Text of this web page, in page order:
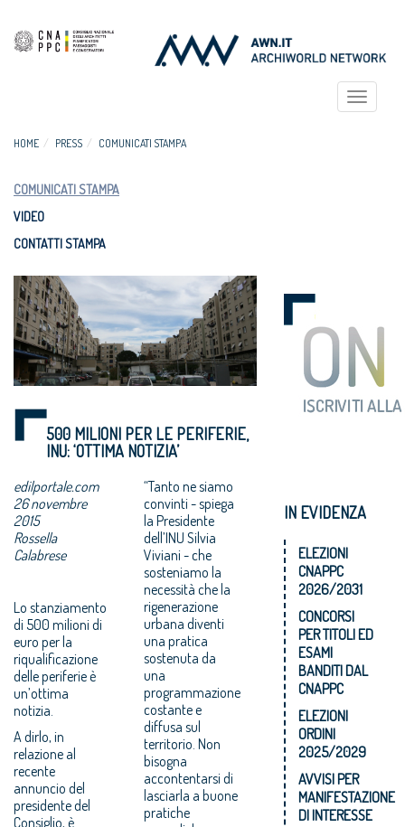
Toggle
HOME PRESS COMUNICATI STAMPA
COMUNICATI STAMPA
VIDEO
CONTATTI STAMPA
500 MILIONI PER LE PERIFERIE,
INU: ‘OTTIMA NOTIZIA’
edilportale.com
26 novembre
2015
Rossella
Calabrese
Lo stanziamento
di 500 milioni di
euro per la
riqualificazione
delle periferie è
un’ottima
notizia.
A dirlo, in
relazione al
recente
annuncio del
presidente del
Consiglio, è
“Tanto ne siamo
convinti - spiega
la Presidente
dell’INU Silvia
Viviani - che
sosteniamo la
necessità che la
rigenerazione
urbana diventi
una pratica
sostenuta da
una
programmazione
costante e
diffusa sul
territorio. Non
bisogna
accontentarsi di
lasciarla a buone
pratiche
IN EVIDENZA
ELEZIONI
CNAPPC
2026/2031
CONCORSI
PER TITOLI ED
ESAMI
BANDITI DAL
CNAPPC
ELEZIONI
ORDINI
2025/2029
AVVISI PER
MANIFESTAZIONE
DI INTERESSE